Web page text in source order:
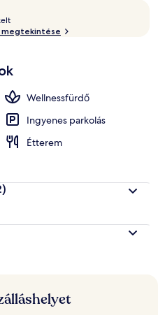
z
t
z
ó
k
á
a
b
r
megtekintése
Wellnessfürdő
Ingyenes parkolás
Étterem